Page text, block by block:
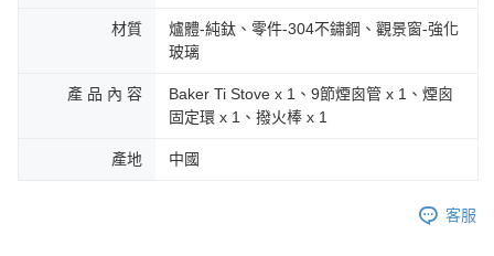
材質
爐體-純鈦、零件-304不鏽鋼、觀景窗-強化
玻璃
產 品 內 容
Baker Ti Stove x 1、9節煙囪管 x 1、煙囪
固定環 x 1、撥火棒 x 1
產地 中國
客服